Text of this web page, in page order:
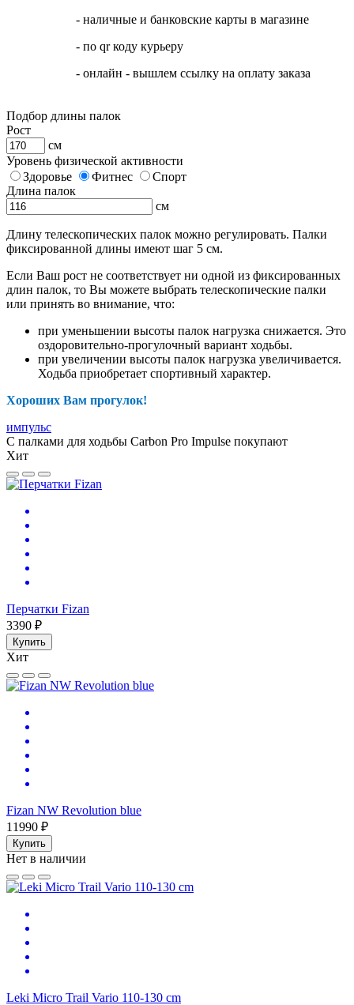
- наличные и банковские карты в магазине
- по qr коду курьеру
- онлайн - вышлем ссылку на оплату заказа
Подбор длины палок
Рост
см
Уровень физической активности
Здоровье
Фитнес
Спорт
Длина палок
см
Длину телескопических палок можно регулировать. Палки
фиксированной длины имеют шаг 5 см.
Если Ваш рост не соответствует ни одной из фиксированных
длин палок, то Вы можете выбрать телескопические палки
или принять во внимание, что:
при уменьшении высоты палок нагрузка снижается. Это
оздоровительно-прогулочный вариант ходьбы.
при увеличении высоты палок нагрузка увеличивается.
Ходьба приобретает спортивный характер.
Хороших Вам прогулок!
импульс
С палками для ходьбы Carbon Pro Impulse покупают
Хит
Перчатки Fizan
3390 ₽
Купить
Хит
Fizan NW Revolution blue
11990 ₽
Купить
Нет в наличии
Leki Micro Trail Vario 110-130 cm